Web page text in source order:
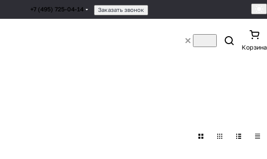
+7 (495) 725-04-14 Заказать звонок
Корзина